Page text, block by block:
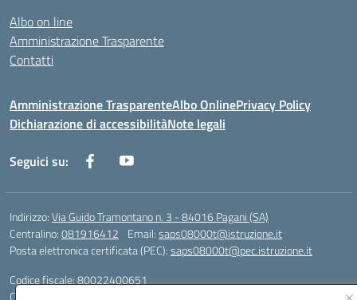
Albo on line
Amministrazione Trasparente
Contatti
Amministrazione TrasparenteAlbo OnlinePrivacy Policy
Dichiarazione di accessibilitàNote legali
Seguici su:
Indirizzo:Via Guido Tramontano n. 3 - 84016 Pagani (SA)
Centralino:081916412 Email:saps08000t@istruzione.it
Posta elettronica certificata (PEC):saps08000t@pec.istruzione.it
Codice fiscale: 80022400651
Codice meccanografico: